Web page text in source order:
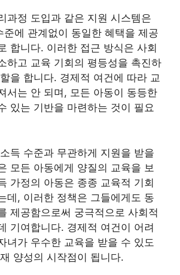
과정 도입과 같은 지원 시스템은
준에 관계없이 동일한 혜택을 제공
합니다. 이러한 접근 방식은 사회
하고 교육 기회의 평등성을 촉진하
을 합니다. 경제적 여건에 따라 교
서는 안 되며, 모든 아동이 동등한
있는 기반을 마련하는 것이 필요
득 수준과 무관하게 지원을 받을
모든 아동에게 양질의 교육을 보
가정의 아동은 종종 교육적 기회
데, 이러한 정책은 그들에게도 동
제공함으로써 궁극적으로 사회적
기여합니다. 경제적 여건이 어려
녀가 우수한 교육을 받을 수 있도
양성의 시작점이 됩니다.